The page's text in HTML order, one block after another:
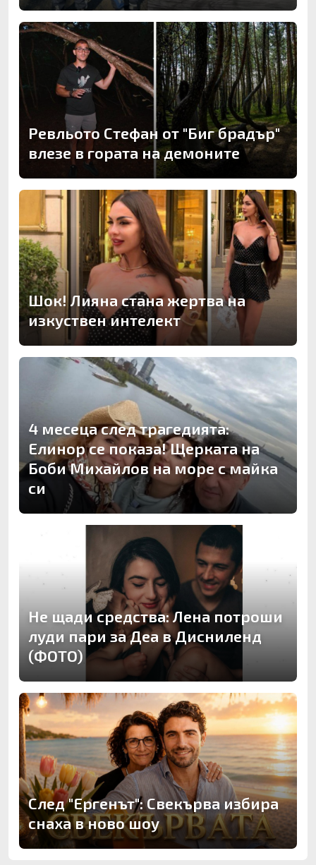
Ревльото Стефан от "Биг брадър"
влезе в гората на демоните
Шок! Лияна стана жертва на
изкуствен интелект
4 месеца след трагедията:
Елинор се показа! Щерката на
Боби Михайлов на море с майка
си
Не щади средства: Лена потроши
луди пари за Деа в Дисниленд
(ФОТО)
След "Ергенът": Свекърва избира
снаха в ново шоу